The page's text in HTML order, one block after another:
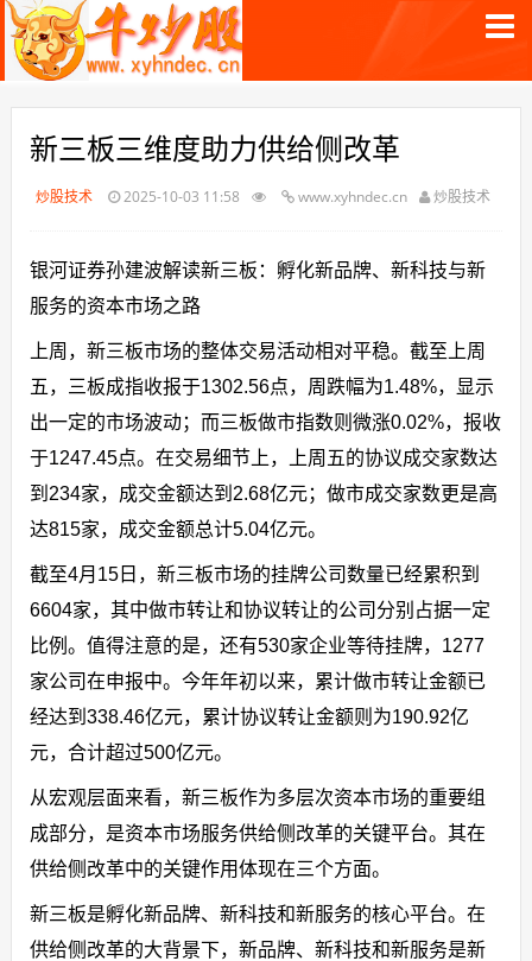
新三板三维度助力供给侧改革
炒股技术 2025-10-03 11:58 www.xyhndec.cn 炒股技术
银河证券孙建波解读新三板：孵化新品牌、新科技与新
服务的资本市场之路
上周，新三板市场的整体交易活动相对平稳。截至上周
五，三板成指收报于1302.56点，周跌幅为1.48%，显示
出一定的市场波动；而三板做市指数则微涨0.02%，报收
于1247.45点。在交易细节上，上周五的协议成交家数达
到234家，成交金额达到2.68亿元；做市成交家数更是高
达815家，成交金额总计5.04亿元。
截至4月15日，新三板市场的挂牌公司数量已经累积到
6604家，其中做市转让和协议转让的公司分别占据一定
比例。值得注意的是，还有530家企业等待挂牌，1277
家公司在申报中。今年年初以来，累计做市转让金额已
经达到338.46亿元，累计协议转让金额则为190.92亿
元，合计超过500亿元。
从宏观层面来看，新三板作为多层次资本市场的重要组
成部分，是资本市场服务供给侧改革的关键平台。其在
供给侧改革中的关键作用体现在三个方面。
新三板是孵化新品牌、新科技和新服务的核心平台。在
供给侧改革的大背景下，新品牌、新科技和新服务是新